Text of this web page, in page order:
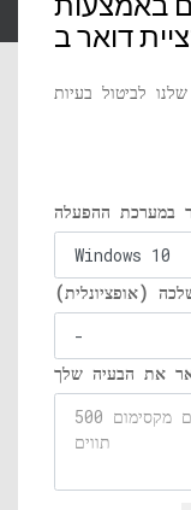
לביטול בעיות
במערכת ההפעלה
(אופציונלית)
את הבעיה שלך